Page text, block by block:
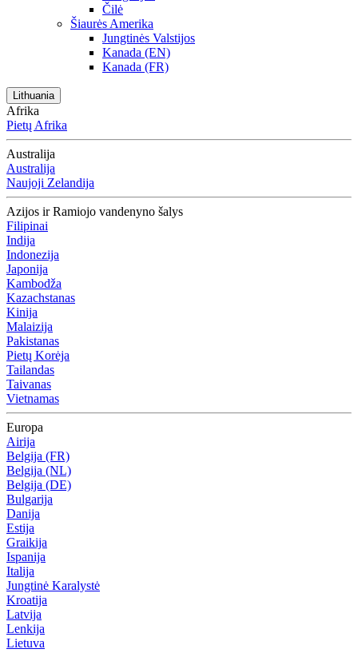
Čilė
Šiaurės Amerika
Jungtinės Valstijos
Kanada (EN)
Kanada (FR)
Lithuania
Afrika
Pietų Afrika
Australija
Australija
Naujoji Zelandija
Azijos ir Ramiojo vandenyno šalys
Filipinai
Indija
Indonezija
Japonija
Kambodža
Kazachstanas
Kinija
Malaizija
Pakistanas
Pietų Korėja
Tailandas
Taivanas
Vietnamas
Europa
Airija
Belgija (FR)
Belgija (NL)
Belgija (DE)
Bulgarija
Danija
Estija
Graikija
Ispanija
Italija
Jungtinė Karalystė
Kroatija
Latvija
Lenkija
Lietuva